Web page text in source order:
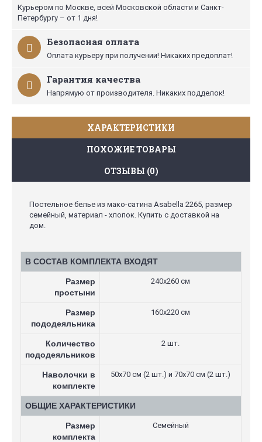
Курьером по Москве, всей Московской области и Санкт-
Петербургу – от 1 дня!
Безопасная оплата
Оплата курьеру при получении! Никаких предоплат!
Гарантия качества
Напрямую от производителя. Никаких подделок!
ХАРАКТЕРИСТИКИ
ПОХОЖИЕ ТОВАРЫ
ОТЗЫВЫ (0)
Постельное белье из мако-сатина Asabella 2265, размер
семейный, материал - хлопок. Купить с доставкой на
дом.
В СОСТАВ КОМПЛЕКТА ВХОДЯТ
Размер
простыни
240х260 см
Размер
пододеяльника
160х220 см
Количество
пододеяльников
2 шт.
Наволочки в
комплекте
50х70 см (2 шт.) и 70х70 см (2 шт.)
ОБЩИЕ ХАРАКТЕРИСТИКИ
Размер
комплекта
Семейный